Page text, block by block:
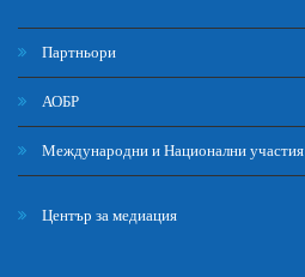
Партньори
АОБР
Международни и Национални участия
Център за медиация